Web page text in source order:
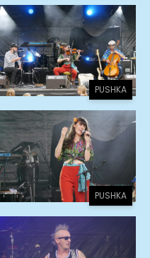
PUSHKA
PUSHKA